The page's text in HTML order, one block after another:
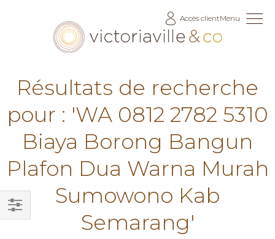
Accès clientMenu
Résultats de recherche
pour : 'WA 0812 2782 5310
Biaya Borong Bangun
Plafon Dua Warna Murah
Sumowono Kab
Semarang'
Filtrer